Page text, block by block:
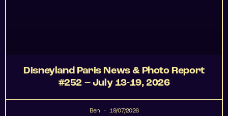
Disneyland Paris News & Photo Report
#252 – July 13-19, 2026
Ben 19/07/2026